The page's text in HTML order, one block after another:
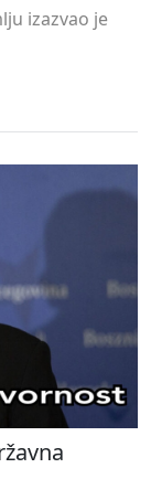
izazvao je